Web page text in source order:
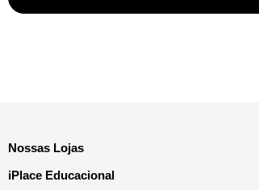
Nossas Lojas
iPlace Educacional